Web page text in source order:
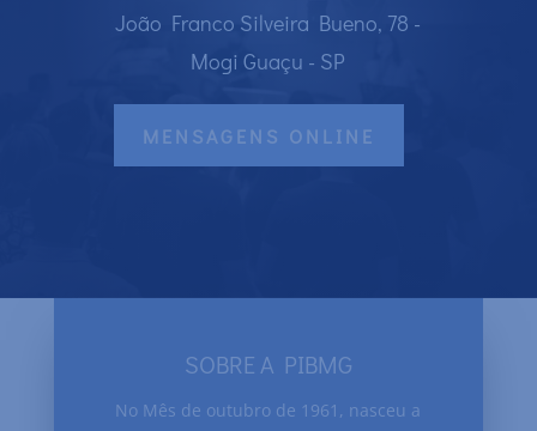
João Franco Silveira Bueno, 78 -
Mogi Guaçu - SP
MENSAGENS ONLINE
SOBRE A PIBMG
No Mês de outubro de 1961, nasceu a